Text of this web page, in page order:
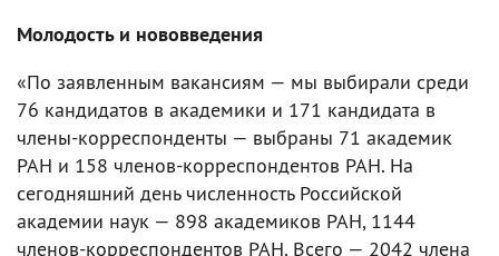
Молодость и нововведения
«По заявленным вакансиям — мы выбирали среди
76 кандидатов в академики и 171 кандидата в
члены-корреспонденты — выбраны 71 академик
РАН и 158 членов-корреспондентов РАН. На
сегодняшний день численность Российской
академии наук — 898 академиков РАН, 1144
членов-корреспондентов РАН. Всего — 2042 члена